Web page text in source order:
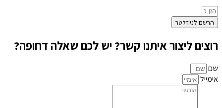
הרשם לניוזלטר
רוצים ליצור איתנו קשר? יש לכם שאלה דחופה?
שם
אימייל